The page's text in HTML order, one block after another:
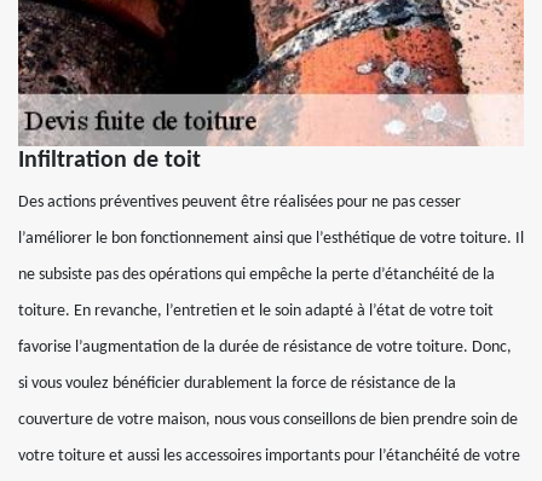
Infiltration de toit
Des actions préventives peuvent être réalisées pour ne pas cesser
l’améliorer le bon fonctionnement ainsi que l’esthétique de votre toiture. Il
ne subsiste pas des opérations qui empêche la perte d’étanchéité de la
toiture. En revanche, l’entretien et le soin adapté à l’état de votre toit
favorise l’augmentation de la durée de résistance de votre toiture. Donc,
si vous voulez bénéficier durablement la force de résistance de la
couverture de votre maison, nous vous conseillons de bien prendre soin de
votre toiture et aussi les accessoires importants pour l’étanchéité de votre